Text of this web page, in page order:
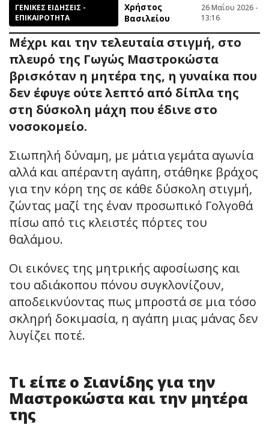
ΓΕΝΙΚΕΣ ΕΙΔΗΣΕΙΣ -
ΕΠΙΚΑΙΡΟΤΗΤΑ
Χρήστος
Βασιλείου
26 Μαΐου 2026 -
13:16
Μέχρι και την τελευταία στιγμή, στο
πλευρό της Γωγώς Μαστροκώστα
βρισκόταν η μητέρα της, η γυναίκα που
δεν έφυγε ούτε λεπτό από δίπλα της
στη δύσκολη μάχη που έδινε στο
νοσοκομείο.
Σιωπηλή δύναμη, με μάτια γεμάτα αγωνία
αλλά και απέραντη αγάπη, στάθηκε βράχος
για την κόρη της σε κάθε δύσκολη στιγμή,
ζώντας μαζί της έναν προσωπικό Γολγοθά
πίσω από τις κλειστές πόρτες του
θαλάμου.
Οι εικόνες της μητρικής αφοσίωσης και
του αδιάκοπου πόνου συγκλονίζουν,
αποδεικνύοντας πως μπροστά σε μια τόσο
σκληρή δοκιμασία, η αγάπη μιας μάνας δεν
λυγίζει ποτέ.
Τι είπε ο Σιανίδης για την
Μαστροκώστα και την μητέρα
της